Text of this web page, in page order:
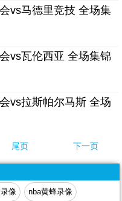
vs马德里竞技 全场集
vs瓦伦西亚 全场集锦
vs拉斯帕尔马斯 全场
尾页 下一页
像 nba黄蜂录像